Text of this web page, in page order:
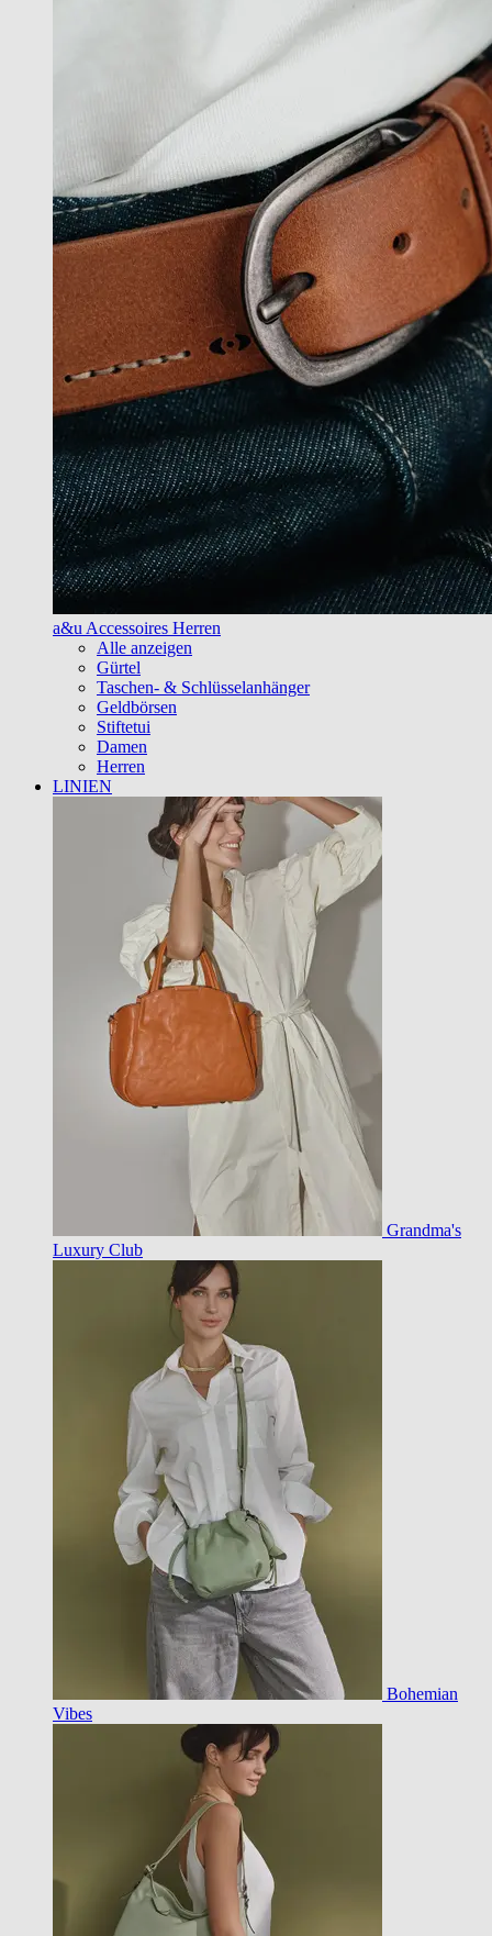
a&u Accessoires Herren
Alle anzeigen
Gürtel
Taschen- & Schlüsselanhänger
Geldbörsen
Stiftetui
Damen
Herren
LINIEN
Grandma's
Luxury Club
Bohemian
Vibes